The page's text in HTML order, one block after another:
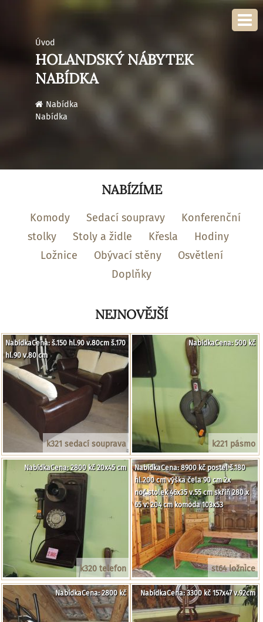
Úvod
HOLANDSKÝ NÁBYTEK
NABÍDKA
Nabídka
Nabídka
NABÍZÍME
Komody Sedací soupravy
Konferenční
stolky
Stoly a židle Křesla
Hodiny
Ložnice
Obývací stěny
Osvětlení
Doplňky
NEJNOVĚJŠÍ
k321 sedací souprava
NabídkaCena: š.150 hl.90 v.80cm š.170
hl.90 v.80 cm
k221 pásmo
NabídkaCena: 500 kč
k320 telefon
NabídkaCena: 2800 kč 20x45 cm
st64 ložnice
NabídkaCena: 8900 kč postel š.180
hl.200 cm výška čela 90 cm 2x
noč.stolek 46x35 v.55 cm skříň 280 x
65 v. 204 cm komoda 103x53
NabídkaCena: 2800 kč NabídkaCena: 3300 kč 157x47 v.92cm